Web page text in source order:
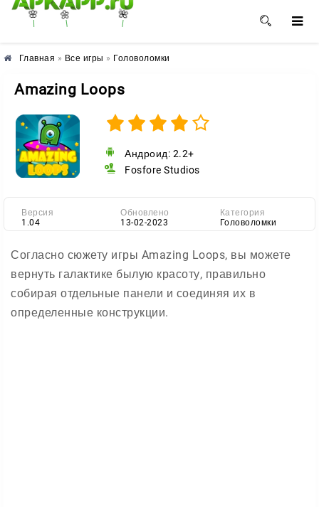
🌸 🌼 🌺
Главная » Все игры » Головоломки
Amazing Loops
Андроид: 2.2+
Fosfore Studios
Версия
1.04
Обновлено
13-02-2023
Категория
Головоломки
Согласно сюжету игры Amazing Loops, вы можете
вернуть галактике былую красоту, правильно
собирая отдельные панели и соединяя их в
определенные конструкции.